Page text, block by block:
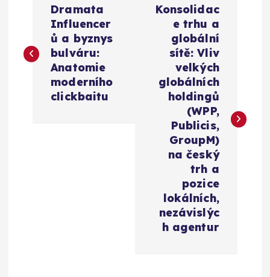
v
Dramata
Influencer
ů a byznys
bulváru:
Anatomie
moderního
clickbaitu
Konsolidac
e trhu a
globální
sítě: Vliv
velkých
globálních
holdingů
(WPP,
Publicis,
GroupM)
na český
trh a
pozice
lokálních,
nezávislýc
h agentur